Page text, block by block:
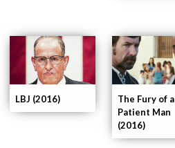
The Fury of a
Patient Man
(2016)
LBJ (2016)